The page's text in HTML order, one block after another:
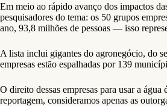
Em meio ao rápido avanço dos impactos
pesquisadores do tema: os 50 grupos
ano, 93,8 milhões de pessoas — isso
A lista inclui gigantes do agronegócio, do
empresas estão espalhadas por 139
O direito dessas empresas para usar a
reportagem, consideramos apenas as